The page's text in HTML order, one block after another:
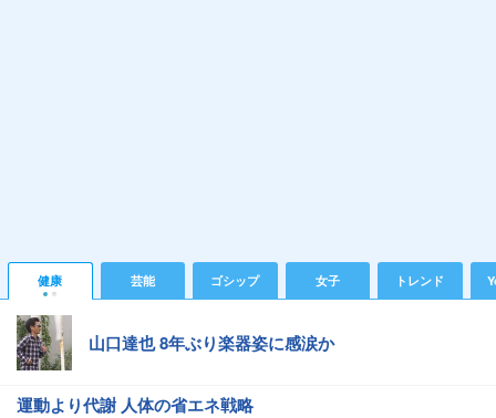
健康 芸能 ゴシップ 女子 トレンド
山口達也 8年ぶり楽器姿に感涙か
運動より代謝 人体の省エネ戦略